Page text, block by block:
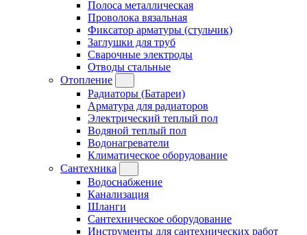
Полоса металлическая
Проволока вязальная
Фиксатор арматуры (стульчик)
Заглушки для труб
Сварочные электроды
Отводы стальные
Отопление
Радиаторы (Батареи)
Арматура для радиаторов
Электрический теплый пол
Водяной теплый пол
Водонагреватели
Климатическое оборудование
Сантехника
Водоснабжение
Канализация
Шланги
Сантехническое оборудование
Инструменты для сантехнических работ